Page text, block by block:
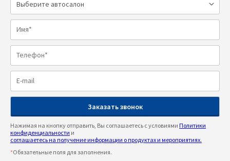
Нажимая на кнопку отправить, Вы соглашаетесь с условиями Политики
конфиденциальности и
соглашаетесь на получение информации о продуктах и мероприятиях.
*Обязательные поля для заполнения.